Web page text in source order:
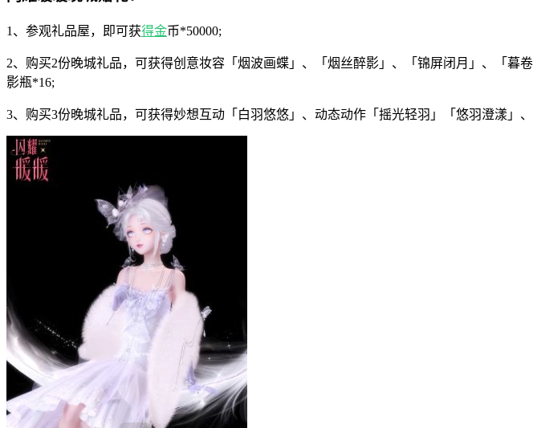
1、参观礼品屋，即可获得金币*50000;
2、购买2份晚城礼品，可获得创意妆容「烟波画蝶」、「烟丝醉影」、「锦屏闭月」、「
影瓶*16;
3、购买3份晚城礼品，可获得妙想互动「白羽悠悠」、动态动作「摇光轻羽」「悠羽澄漾」